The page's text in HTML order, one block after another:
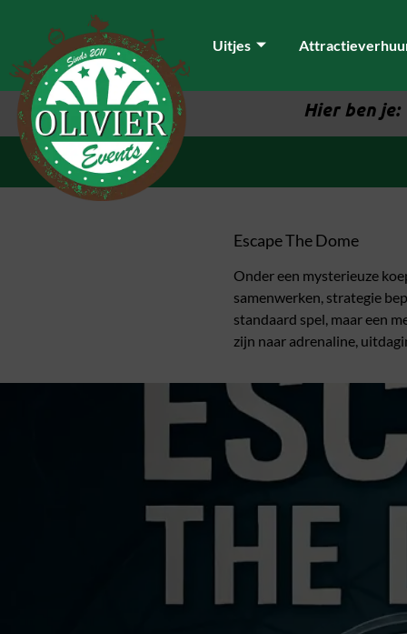
Uitjes
Hier ben je:
Escape The Dome
Onder een mysterieuze
samenwerken, strategie
standaard spel, maar een
zijn naar adrenaline,